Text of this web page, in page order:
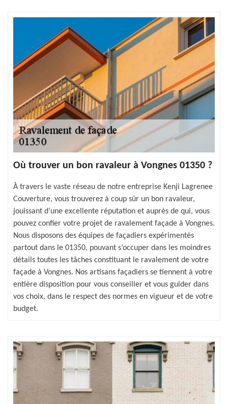
Où trouver un bon ravaleur à Vongnes 01350 ?
À travers le vaste réseau de notre entreprise Kenji Lagrenee
Couverture, vous trouverez à coup sûr un bon ravaleur,
jouissant d’une excellente réputation et auprès de qui, vous
pouvez confier votre projet de ravalement façade à Vongnes.
Nous disposons des équipes de façadiers expérimentés
partout dans le 01350, pouvant s’occuper dans les moindres
détails toutes les tâches constituant le ravalement de votre
façade à Vongnes. Nos artisans façadiers se tiennent à votre
entière disposition pour vous conseiller et vous guider dans
vos choix, dans le respect des normes en vigueur et de votre
budget.